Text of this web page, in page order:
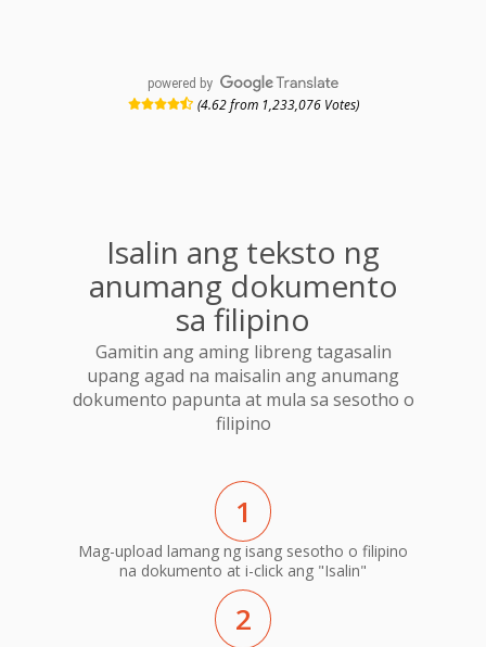
powered by
(4.62 from 1,233,076 Votes)
Isalin ang teksto ng
anumang dokumento
sa filipino
Gamitin ang aming libreng tagasalin
upang agad na maisalin ang anumang
dokumento papunta at mula sa sesotho o
filipino
1
Mag-upload lamang ng isang sesotho o filipino
na dokumento at i-click ang "Isalin"
2